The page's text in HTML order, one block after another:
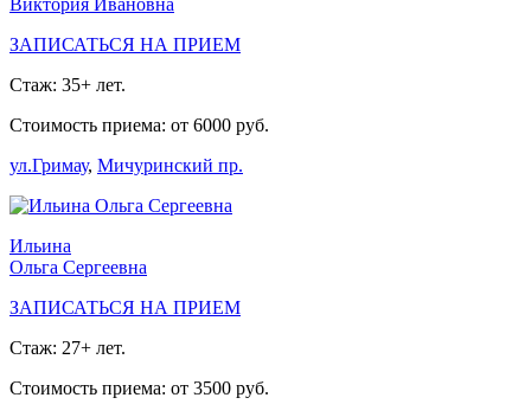
ЗАПИСАТЬСЯ НА ПРИЕМ
Стаж: 35+ лет.
Стоимость приема: от 6000 руб.
ул.Гримау, Мичуринский пр.
Ильина
Ольга Сергеевна
ЗАПИСАТЬСЯ НА ПРИЕМ
Стаж: 27+ лет.
Стоимость приема: от 3500 руб.